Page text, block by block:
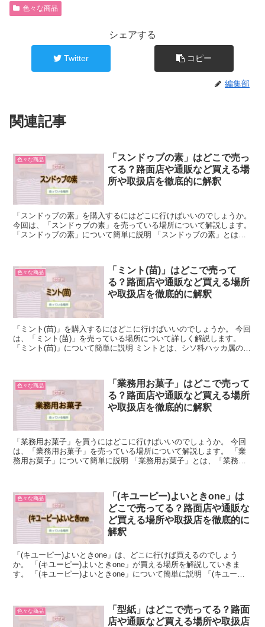
色々な商品
シェアする
Twitter コピー
編集部
関連記事
色々な商品
「スンドゥブの素」はどこで売っ
てる？路面店や通販など買える場
所や取扱店を徹底的に解釈
「スンドゥブの素」を購入するにはどこに行けばいいのでしょうか。
今回は、「スンドゥブの素」を売っている場所について解説します。
「スンドゥブの素」について簡単に説明 「スンドゥブの素」とは、
色々な商品
「ミント(苗)」はどこで売って
る？路面店や通販など買える場所
や取扱店を徹底的に解釈
「ミント(苗)」を購入するにはどこに行けばいいのでしょうか。 今回
は、「ミント(苗)」を売っている場所について詳しく解説します。
「ミント(苗)」について簡単に説明 ミントとは、シソ科ハッカ属の植
色々な商品
「業務用お菓子」はどこで売って
る？路面店や通販など買える場所
や取扱店を徹底的に解釈
「業務用お菓子」を買うにはどこに行けばいいのでしょうか。 今回
は、「業務用お菓子」を売っている場所について解説します。 「業
務用お菓子」について簡単に説明 「業務用お菓子」とは、「業務で
色々な商品
「(キユーピー)よいときone」は
どこで売ってる？路面店や通販な
ど買える場所や取扱店を徹底的に
解釈
「(キユーピー)よいときone」は、どこに行けば買えるのでしょう
か。 「(キユーピー)よいときone」が買える場所を解説していきま
す。 「(キユーピー)よいときone」について簡単に説明 「(キユーピ
色々な商品
「型紙」はどこで売ってる？路面
店や通販など買える場所や取扱店